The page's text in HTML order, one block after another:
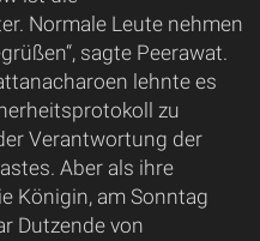
Normale Leute nehmen
sagte Peerawat.
lehnte es
zu
Verantwortung der
Aber als ihre
Königin, am Sonntag
Dutzende von